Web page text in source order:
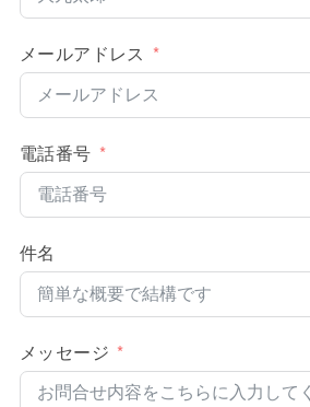
メールアドレス
電話番号
件名
メッセージ